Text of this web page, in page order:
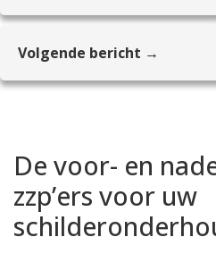
Volgende bericht →
De voor- en
zzp’ers voor uw